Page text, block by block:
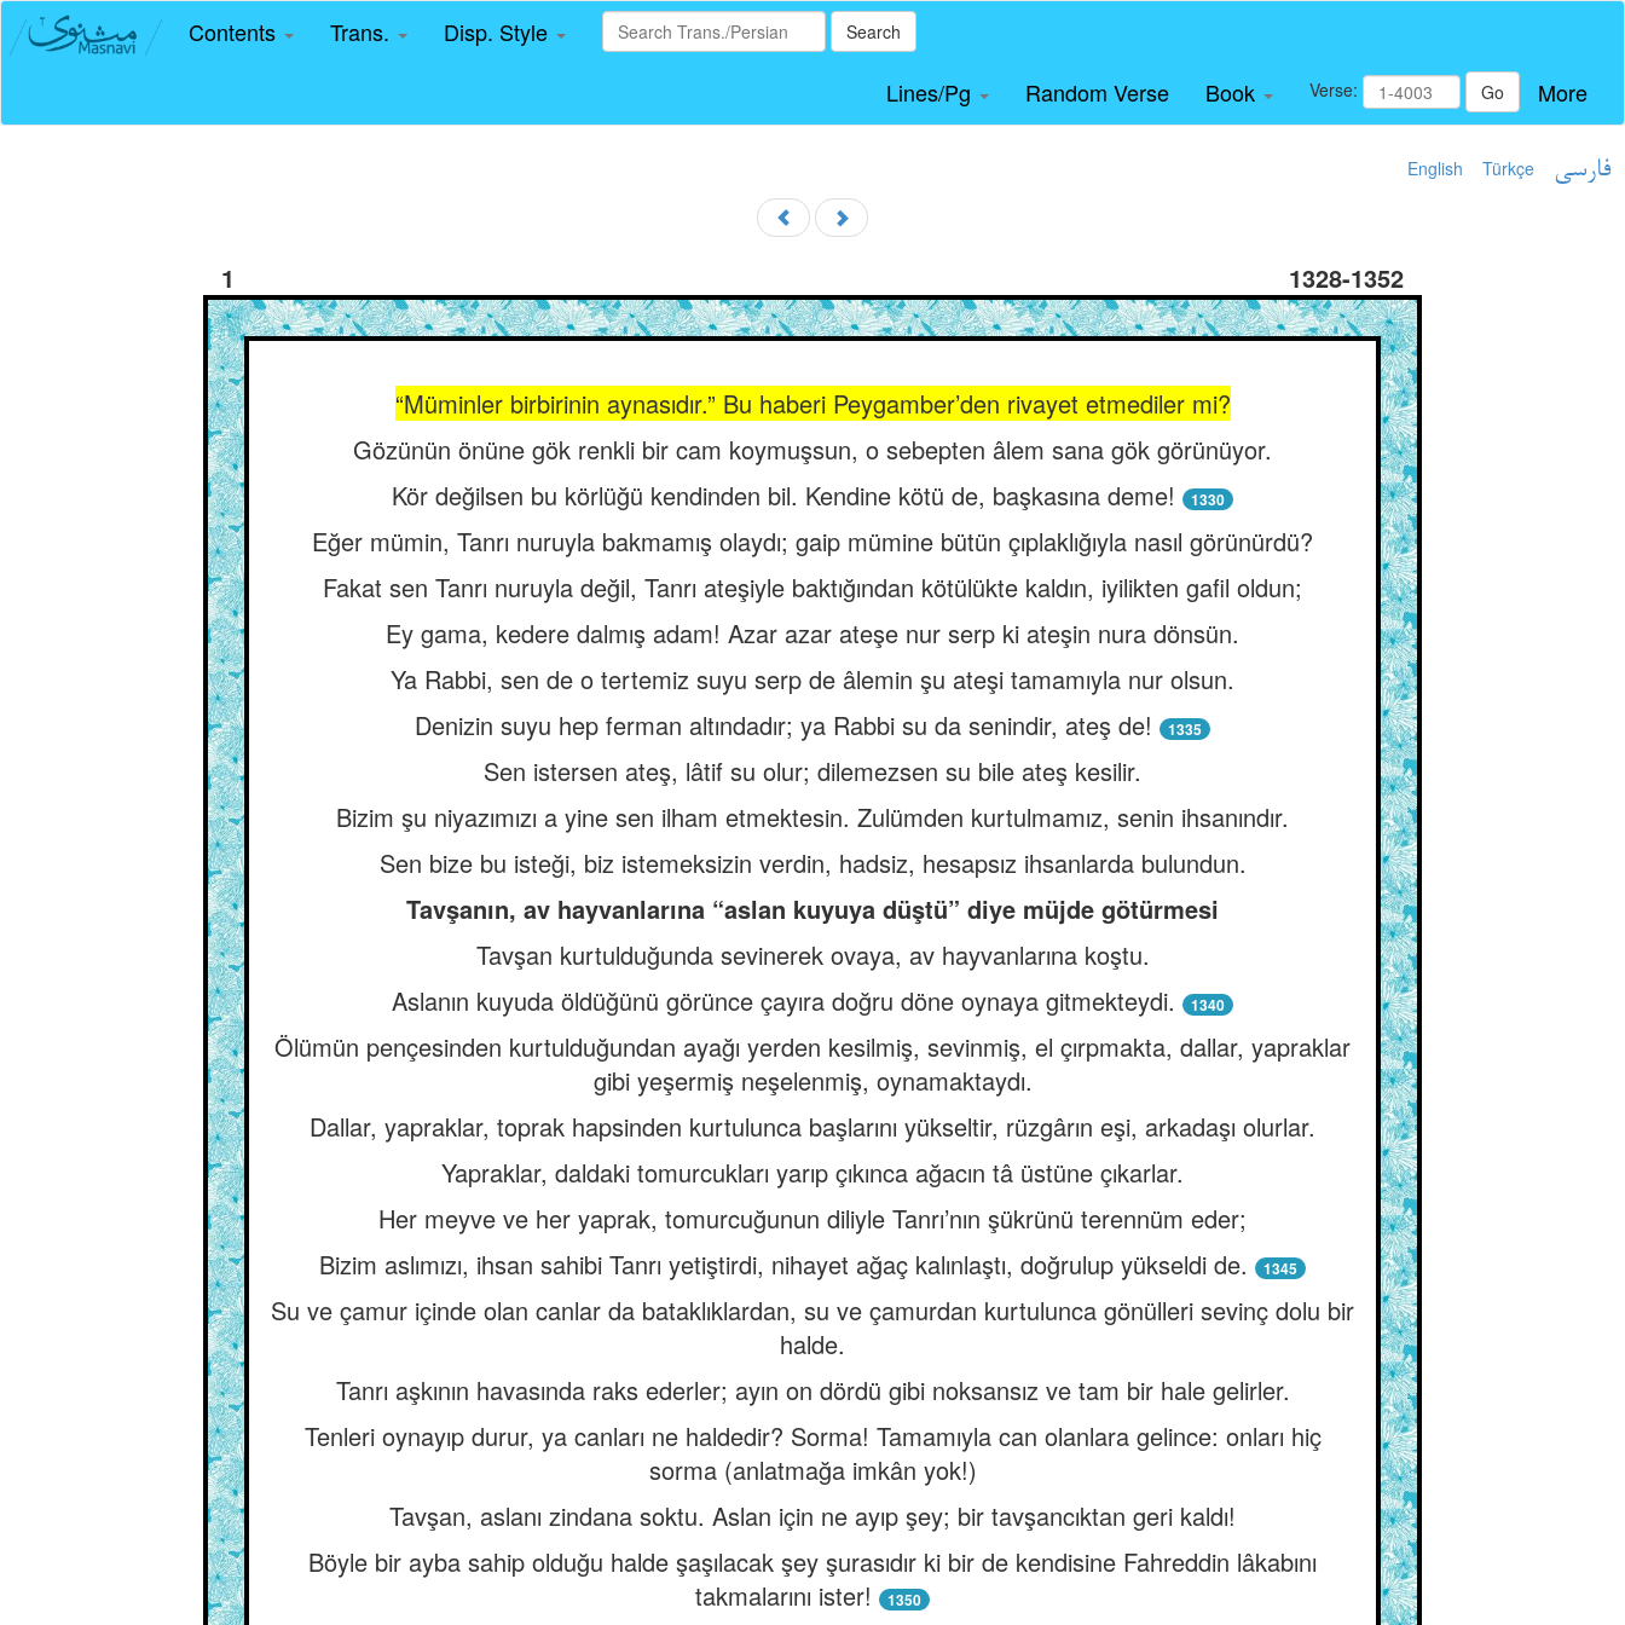
Contents Trans. Disp. Style Search
Lines/Pg Random Verse Book Verse: Go More
English Türkçe فارسی
1 1328-1352
“Müminler birbirinin aynasıdır.” Bu haberi Peygamber’den rivayet etmediler mi?
Gözünün önüne gök renkli bir cam koymuşsun, o sebepten âlem sana gök görünüyor.
Kör değilsen bu körlüğü kendinden bil. Kendine kötü de, başkasına deme!
1330
Eğer mümin, Tanrı nuruyla bakmamış olaydı; gaip mümine bütün çıplaklığıyla nasıl görünürdü?
Fakat sen Tanrı nuruyla değil, Tanrı ateşiyle baktığından kötülükte kaldın, iyilikten gafil oldun;
Ey gama, kedere dalmış adam! Azar azar ateşe nur serp ki ateşin nura dönsün.
Ya Rabbi, sen de o tertemiz suyu serp de âlemin şu ateşi tamamıyla nur olsun.
Denizin suyu hep ferman altındadır; ya Rabbi su da senindir, ateş de!
1335
Sen istersen ateş, lâtif su olur; dilemezsen su bile ateş kesilir.
Bizim şu niyazımızı a yine sen ilham etmektesin. Zulümden kurtulmamız, senin ihsanındır.
Sen bize bu isteği, biz istemeksizin verdin, hadsiz, hesapsız ihsanlarda bulundun.
Tavşanın, av hayvanlarına “aslan kuyuya düştü” diye müjde götürmesi
Tavşan kurtulduğunda sevinerek ovaya, av hayvanlarına koştu.
Aslanın kuyuda öldüğünü görünce çayıra doğru döne oynaya gitmekteydi.
1340
Ölümün pençesinden kurtulduğundan ayağı yerden kesilmiş, sevinmiş, el çırpmakta, dallar, yapraklar
gibi yeşermiş neşelenmiş, oynamaktaydı.
Dallar, yapraklar, toprak hapsinden kurtulunca başlarını yükseltir, rüzgârın eşi, arkadaşı olurlar.
Yapraklar, daldaki tomurcukları yarıp çıkınca ağacın tâ üstüne çıkarlar.
Her meyve ve her yaprak, tomurcuğunun diliyle Tanrı’nın şükrünü terennüm eder;
Bizim aslımızı, ihsan sahibi Tanrı yetiştirdi, nihayet ağaç kalınlaştı, doğrulup yükseldi de.
1345
Su ve çamur içinde olan canlar da bataklıklardan, su ve çamurdan kurtulunca gönülleri sevinç dolu bir
halde.
Tanrı aşkının havasında raks ederler; ayın on dördü gibi noksansız ve tam bir hale gelirler.
Tenleri oynayıp durur, ya canları ne haldedir? Sorma! Tamamıyla can olanlara gelince: onları hiç
sorma (anlatmağa imkân yok!)
Tavşan, aslanı zindana soktu. Aslan için ne ayıp şey; bir tavşancıktan geri kaldı!
Böyle bir ayba sahip olduğu halde şaşılacak şey şurasıdır ki bir de kendisine Fahreddin lâkabını
takmalarını ister!
1350